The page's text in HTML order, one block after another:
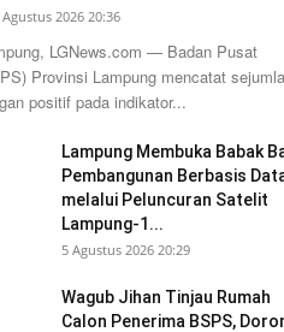
2026 20:36
LGNews.com — Badan Pusat
Provinsi Lampung mencatat
positif pada indikator...
Lampung Membuka Babak
Pembangunan Berbasis
melalui Peluncuran Satelit
Lampung-1...
5 Agustus 2026 20:29
Wagub Jihan Tinjau Rumah
Calon Penerima BSPS,